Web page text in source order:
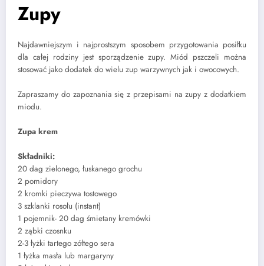
Zupy
Najdawniejszym i najprostszym sposobem przygotowania posiłku
dla całej rodziny jest sporządzenie zupy. Miód pszczeli można
stosować jako dodatek do wielu zup warzywnych jak i owocowych.
Zapraszamy do zapoznania się z przepisami na zupy z dodatkiem
miodu.
Zupa krem
Składniki:
20 dag zielonego, łuskanego grochu
2 pomidory
2 kromki pieczywa tostowego
3 szklanki rosołu (instant)
1 pojemnik- 20 dag śmietany kremówki
2 ząbki czosnku
2-3 łyżki tartego zółtego sera
1 łyżka masła lub margaryny